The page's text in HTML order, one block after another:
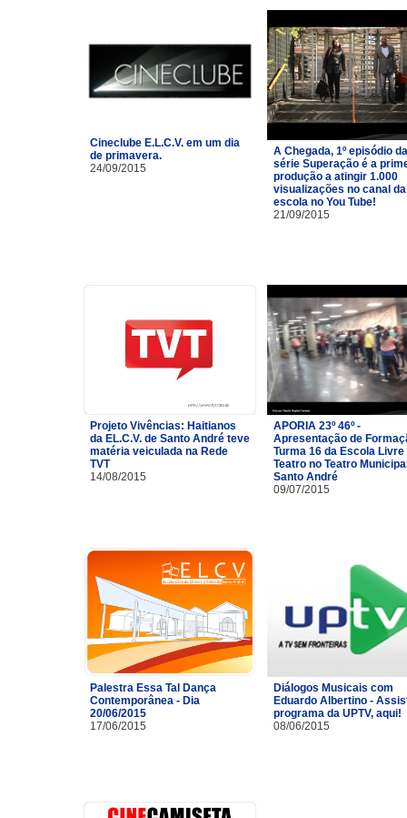
Cineclube E.L.C.V. em um dia
de primavera.
24/09/2015
A Chegada, 1º episódio
série Superação é a
produção a atingir 1.000
visualizações no canal da
escola no You Tube!
21/09/2015
Projeto Vivências: Haitianos
da EL.C.V. de Santo André teve
matéria veiculada na Rede
TVT
14/08/2015
APORIA 23º 46º -
Apresentação de
Turma 16 da Escola Livre
Teatro no Teatro
Santo André
09/07/2015
Palestra Essa Tal Dança
Contemporânea - Dia
20/06/2015
17/06/2015
Diálogos Musicais com
Eduardo Albertino -
programa da UPTV, aqui!
08/06/2015